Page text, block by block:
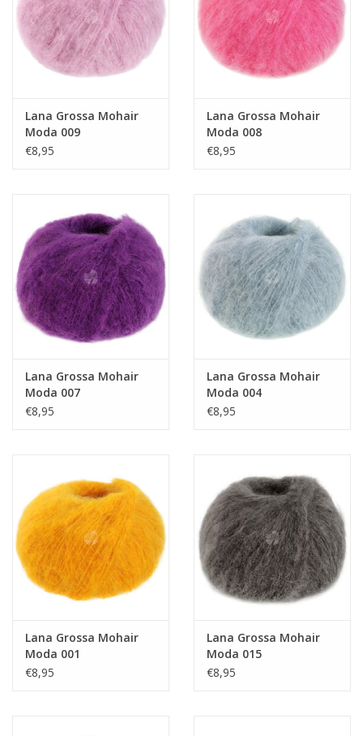
Lana Grossa Mohair
Moda 009
€8,95
Lana Grossa Mohair
Moda 008
€8,95
Lana Grossa Mohair
Moda 007
€8,95
Lana Grossa Mohair
Moda 004
€8,95
Lana Grossa Mohair
Moda 001
€8,95
Lana Grossa Mohair
Moda 015
€8,95